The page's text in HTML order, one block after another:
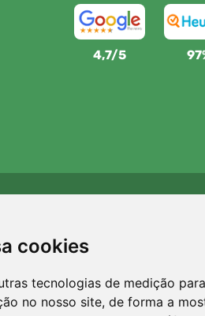
cookies
tecnologias de medição
no nosso site, de forma a
4,7/5
Para cada encomenda plantamos
Sobre nós